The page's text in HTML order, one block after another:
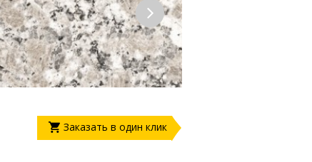
Заказать в один клик